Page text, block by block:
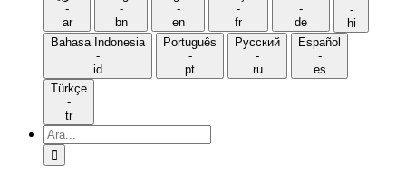
-
ar
-
bn
-
en
-
fr
-
de
-
hi
Bahasa Indonesia
-
id
Português
-
pt
Русский
-
ru
Español
-
es
Türkçe
-
tr
Ara: